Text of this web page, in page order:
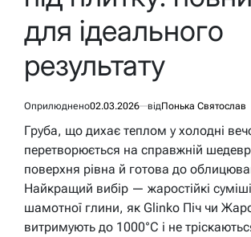
для ідеального
результату
Оприлюднено02.03.2026 відПонька Святослав
Груба, що дихає теплом у холодні
перетворюється на справжній
поверхня рівна й готова до
Найкращий вибір — жаростійкі
шамотної глини, як Glinko Піч чи
витримують до 1000°C і не